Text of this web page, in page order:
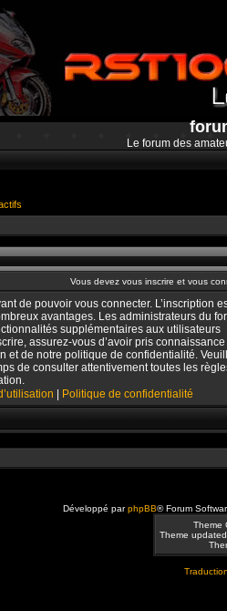
Le forum des
Vous devez vous inscrire et vous
de pouvoir vous connecter. L’inscription
avantages. Les administrateurs du
supplémentaires aux utilisateurs
assurez-vous d’avoir pris
et de notre politique de confidentialité.
de consulter attentivement toutes les
Politique de confidentialité
Développé parphpBB® Forum
Theme
Theme